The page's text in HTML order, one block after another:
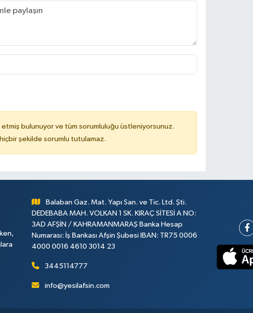
etmiş bulunuyor ve tüm sorumluluğu üstleniyorsunuz.
şekilde sorumlu tutulamaz.
Balaban Gaz. Mat. Yapı San. ve Tic. Ltd. Şti.
DEDEBABA MAH. VOLKAN 1 SK. KIRAÇ SİTESİ A NO:
3AD AFŞİN / KAHRAMANMARAŞ Banka Hesap
Numarası: İş Bankası Afşin Şubesi IBAN: TR75 0006
4000 0016 4610 3014 23
3445114777
info@yesilafsin.com